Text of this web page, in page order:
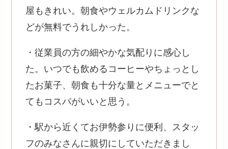
屋もきれい。朝食やウェルカムドリンクな
どが無料でうれしかった。
・従業員の方の細やかな気配りに感心し
た。いつでも飲めるコーヒーやちょっとし
たお菓子、朝食も十分な量とメニューでと
てもコスパがいいと思う。
・駅から近くてお伊勢参りに便利、スタッ
フのみなさんに親切にしていただきまし